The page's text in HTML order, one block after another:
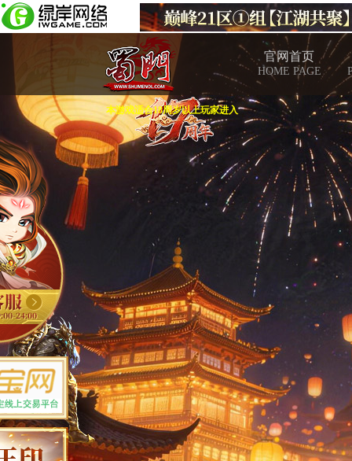
官网首页
HOME PAGE
本游戏适合18周岁以上玩家进入